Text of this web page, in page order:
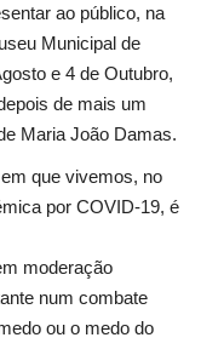
ao público, na
Municipal de
e 4 de Outubro,
de mais um
Maria João Damas.
que vivemos, no
por COVID-19, é
moderação
num combate
ou o medo do